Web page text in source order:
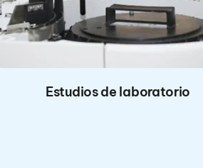
Estudios de laboratorio